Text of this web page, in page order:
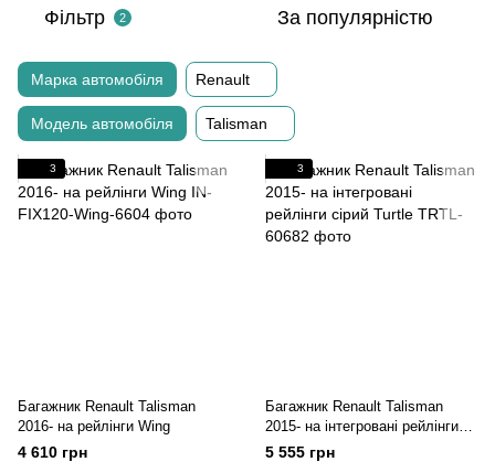
Фільтр 2 За популярністю
Марка автомобіля Renault
Модель автомобіля Talisman
3
Багажник Renault Talisman
2016- на рейлінги Wing
4 610 грн
3
Багажник Renault Talisman
2015- на інтегровані рейлінги
cірий Turtle
5 555 грн